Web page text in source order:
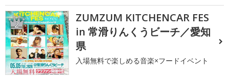
2
ZUMZUM KITCHENCAR FES
in 常滑りんくうビーチ／愛知
県
入場無料で楽しめる音楽×フードイベント